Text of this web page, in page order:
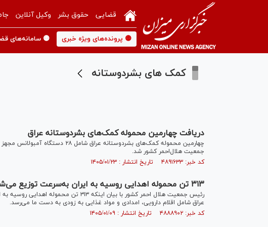
قضایی حقوق بشر وکیل آنلاین
🟡 پرونده‌های ویژه خبری 🟡 سامانه‌های
کمک های بشردوستانه
دریافت چهارمین محموله کمک‌های بشردوستانه عراق
جمعیت هلال‌احمر کشور شد.
کد خبر: ۴۸۹۱۶۳۳ تاریخ انتشار : ۱۴۰۵/۰۱/۲۳
۳۱۳ تن محموله اهدایی روسیه به ایران به‌سرعت توزیع می‌شود/ کمک‌های عراق به‌زودی به دست ما می‌رسد
رئیس جمعیت هلال احمر کشور با بیان
عراق شامل اقلام دارویی، امدادی و مواد غذایی به زودی به دست ما می‌رسد.
کد خبر: ۴۸۸۸۹۰۲ تاریخ انتشار : ۱۴۰۵/۰۱/۰۹